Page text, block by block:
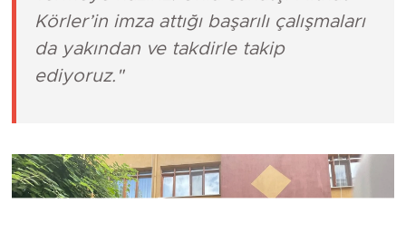
vermeye hazırız. Ünlü Sanatçı Mithat
Körler’in imza attığı başarılı çalışmaları
da yakından ve takdirle takip